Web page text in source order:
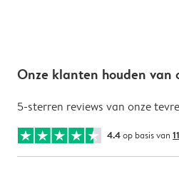
Onze klanten houden van
5-sterren reviews van onze
4.4op basis van